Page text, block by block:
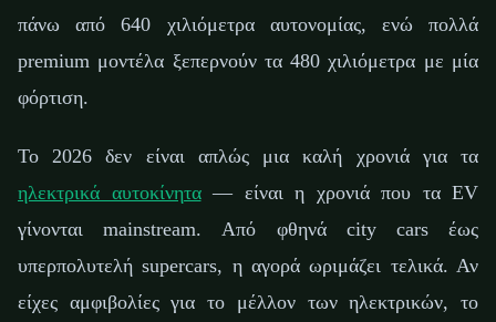
πάνω από 640 χιλιόμετρα αυτονομίας, ενώ πολλά
premium μοντέλα ξεπερνούν τα 480 χιλιόμετρα με μία
φόρτιση.
Το 2026 δεν είναι απλώς μια καλή χρονιά για τα
ηλεκτρικά αυτοκίνητα— είναι η χρονιά που τα EV
γίνονται mainstream. Από φθηνά city cars έως
υπερπολυτελή supercars, η αγορά ωριμάζει τελικά. Αν
είχες αμφιβολίες για το μέλλον των ηλεκτρικών, το